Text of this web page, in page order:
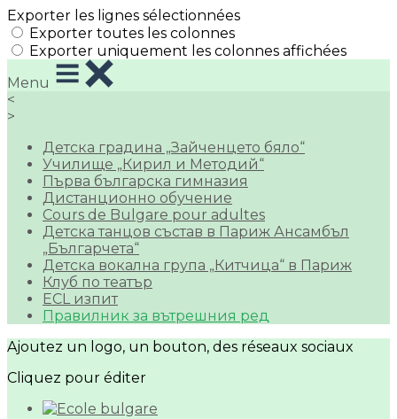
Exporter les lignes sélectionnées
Exporter toutes les colonnes
Exporter uniquement les colonnes affichées
Menu
<
>
Детска градина „Зайченцето бяло“
Училище „Кирил и Методий“
Първа българска гимназия
Дистанционно обучение
Cours de Bulgare pour adultes
Детска танцов състав в Париж Ансамбъл
„Българчета“
Детска вокална група „Китчица“ в Париж
Клуб по театър
ECL изпит
Правилник за вътрешния ред
Ajoutez un logo, un bouton, des réseaux sociaux
Cliquez pour éditer